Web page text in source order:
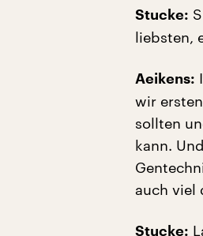
Stucke:
liebsten,
Aeikens:
wir
sollten
kann.
auch viel
Stucke: